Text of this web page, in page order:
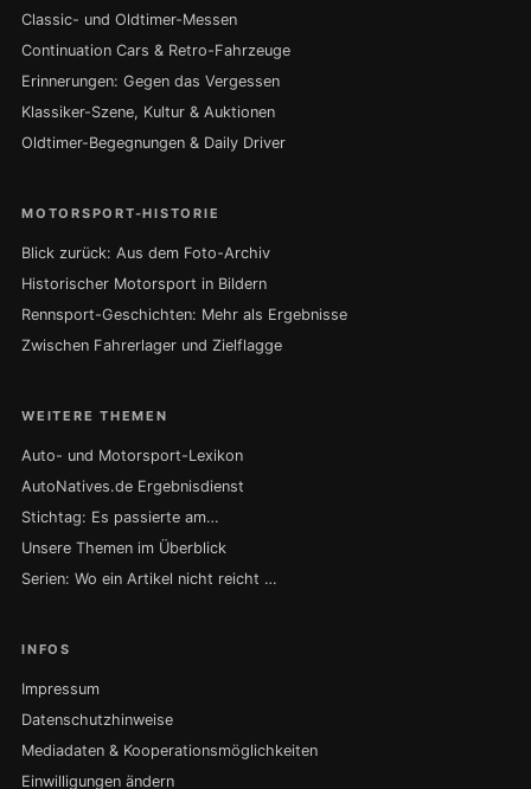
Classic- und Oldtimer-Messen
Continuation Cars & Retro-Fahrzeuge
Erinnerungen: Gegen das Vergessen
Klassiker-Szene, Kultur & Auktionen
Oldtimer-Begegnungen & Daily Driver
MOTORSPORT-HISTORIE
Blick zurück: Aus dem Foto-Archiv
Historischer Motorsport in Bildern
Rennsport-Geschichten: Mehr als Ergebnisse
Zwischen Fahrerlager und Zielflagge
WEITERE THEMEN
Auto- und Motorsport-Lexikon
AutoNatives.de Ergebnisdienst
Stichtag: Es passierte am…
Unsere Themen im Überblick
Serien: Wo ein Artikel nicht reicht …
INFOS
Impressum
Datenschutzhinweise
Mediadaten & Kooperationsmöglichkeiten
Einwilligungen ändern